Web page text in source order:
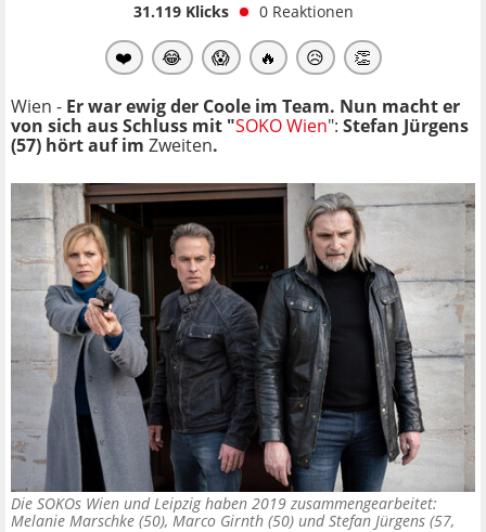
31.119Klicks 0 Reaktionen
❤️ 😂 😱 🔥 😥 👏
Wien - Er war ewig der Coole im Team. Nun macht er
von sich aus Schluss mit "SOKO Wien": Stefan Jürgens
(57) hört auf im Zweiten.
Die SOKOs Wien und Leipzig haben 2019 zusammengearbeitet:
Melanie Marschke (50), Marco Girnth (50) und Stefan Jürgens (57,